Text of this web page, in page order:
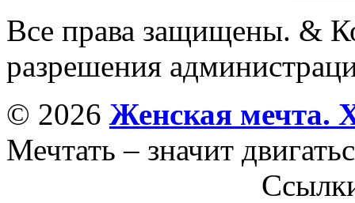
Все права защищены. &
разрешения
© 2026 Женская мечта.
Мечтать – значит